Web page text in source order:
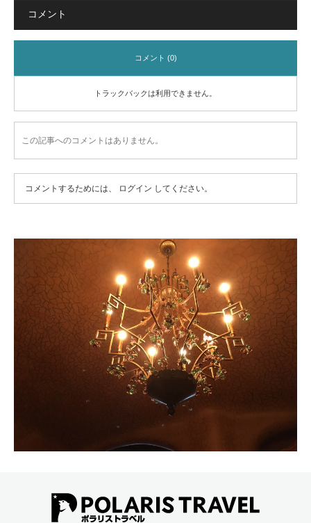
コメント
コメント (0)
トラックバックは利用できません。
この記事へのコメントはありません。
コメントするためには、 ログイン してください。